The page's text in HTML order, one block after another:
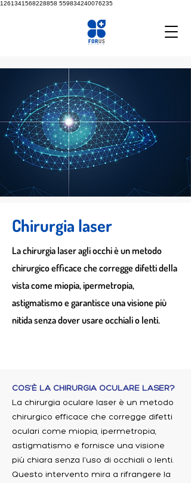
1261341568228858 559834240076235
Chirurgia laser
La chirurgia laser agli occhi è un metodo
chirurgico efficace che corregge difetti della
vista come miopia, ipermetropia,
astigmatismo e garantisce una visione più
nitida senza dover usare occhiali o lenti.
COS'È LA CHIRURGIA OCULARE LASER?
La chirurgia oculare laser è un metodo
chirurgico efficace che corregge difetti
oculari come miopia, ipermetropia,
astigmatismo e fornisce una visione
più chiara senza l'uso di occhiali o lenti.
Questo intervento mira a rifrangere la